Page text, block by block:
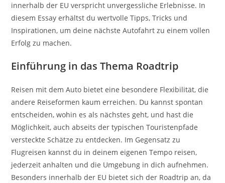
innerhalb der EU verspricht unvergessliche Erlebnisse. In
diesem Essay erhältst du wertvolle Tipps, Tricks und
Inspirationen, um deine nächste Autofahrt zu einem vollen
Erfolg zu machen.
Einführung in das Thema Roadtrip
Reisen mit dem Auto bietet eine besondere Flexibilität, die
andere Reiseformen kaum erreichen. Du kannst spontan
entscheiden, wohin es als nächstes geht, und hast die
Möglichkeit, auch abseits der typischen Touristenpfade
versteckte Schätze zu entdecken. Im Gegensatz zu
Flugreisen kannst du in deinem eigenen Tempo reisen,
jederzeit anhalten und die Umgebung in dich aufnehmen.
Besonders innerhalb der EU bietet sich der Roadtrip an, da